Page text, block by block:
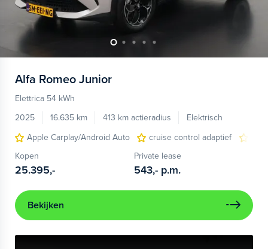
Alfa Romeo Junior
Elettrica 54 kWh
2025
16.635 km 413 km actieradius
Elektrisch
Apple Carplay/Android Auto
cruise control adaptief
Kopen
25.395,-
Private lease
543,- p.m.
Bekijken